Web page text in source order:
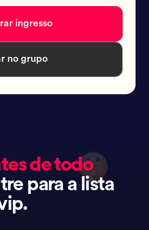
ingresso
no grupo
de todo
para a lista